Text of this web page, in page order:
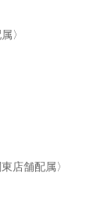
〉
店舗配属〉